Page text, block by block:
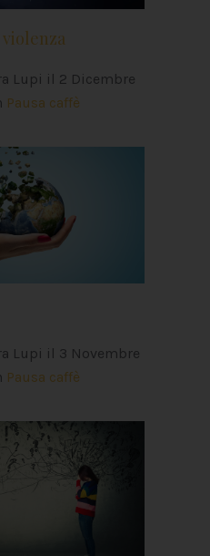
Lupi il 2 Dicembre
Pausa caffè
Lupi il 3 Novembre
Pausa caffè